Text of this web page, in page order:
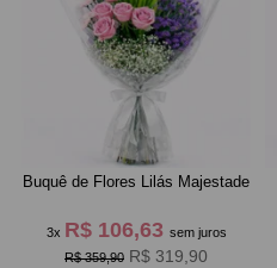
Buquê de Flores Lilás Majestade
3x R$ 106,63 sem juros
R$ 359,90 R$ 319,90